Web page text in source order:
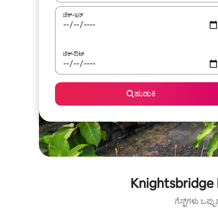
ಚೆಕ್-ಇನ್
ಚೆಕ್-ಔಟ್
ಹುಡುಕಿ
ಗೆಸ್ಟ್‌ಗಳು